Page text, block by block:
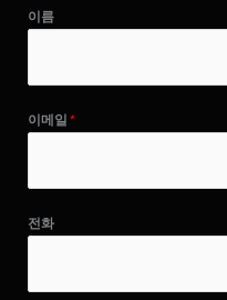
이름
이메일*
전화